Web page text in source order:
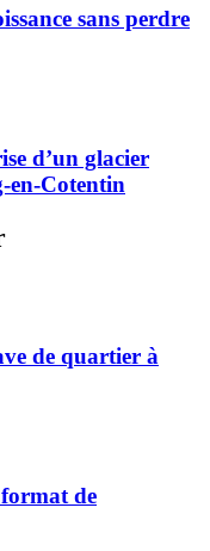
sans perdre
d’un glacier
en-Cotentin
de quartier à
de